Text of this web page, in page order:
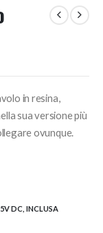
in resina,
sua versione più
ovunque.
DC, INCLUSA